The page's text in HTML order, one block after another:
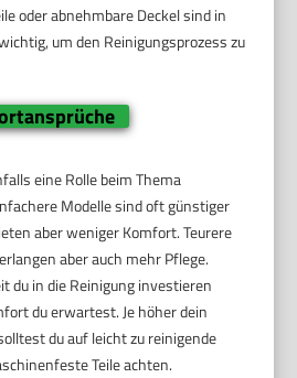
oder abnehmbare Deckel sind in
um den Reinigungsprozess zu
eine Rolle beim Thema
Modelle sind oft günstiger
aber weniger Komfort. Teurere
aber auch mehr Pflege.
du in die Reinigung investieren
du erwartest. Je höher dein
du auf leicht zu reinigende
Teile achten.